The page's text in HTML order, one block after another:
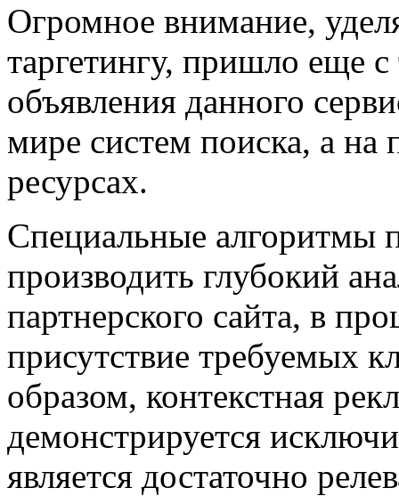
Огромное внимание,
таргетингу, пришло еще
объявления данного
мире систем поиска, а на
ресурсах.
Специальные алгоритмы
производить глубокий
партнерского сайта, в
присутствие требуемых
образом, контекстная
демонстрируется
является достаточно